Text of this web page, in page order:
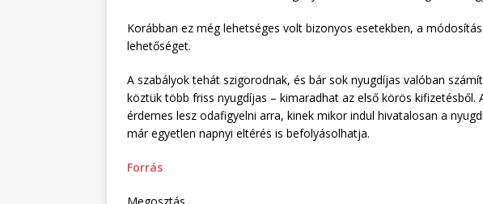
Korábban ez még lehetséges volt bizonyos esetekben, a
lehetőséget.
A szabályok tehát szigorodnak, és bár sok nyugdíjas valóban
köztük több friss nyugdíjas – kimaradhat az első körös kifizetésből.
érdemes lesz odafigyelni arra, kinek mikor indul hivatalosan a
már egyetlen napnyi eltérés is befolyásolhatja.
Forrás